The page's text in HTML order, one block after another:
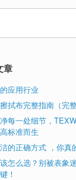
章
应用行业
拭布完整指南（完整
每一处细节，
标准而生
的正确方式 ，你真
怎么选？别被表象
！